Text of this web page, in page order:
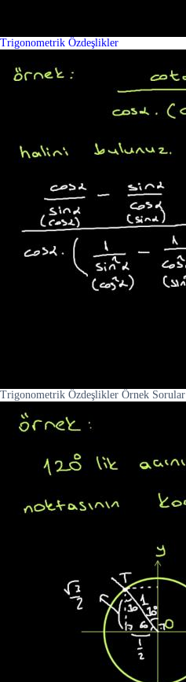
Trigonometrik Özdeşlikler
Trigonometrik Özdeşlikler Örnek Sorular